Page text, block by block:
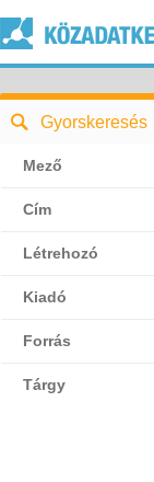
Gyorskeresés
Mező
Cím
Létrehozó
Kiadó
Forrás
Tárgy